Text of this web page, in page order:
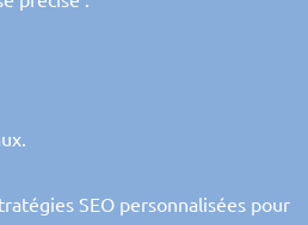
SEO personnalisées pour